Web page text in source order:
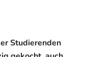
Studierenden